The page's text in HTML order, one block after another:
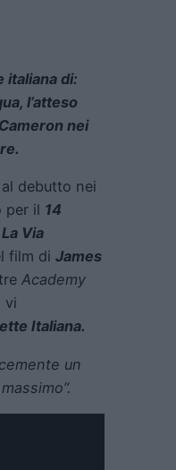
italiana di:
l’atteso
nei
debutto nei
per il 14
Via
film di James
Academy
vi
Italiana.
un